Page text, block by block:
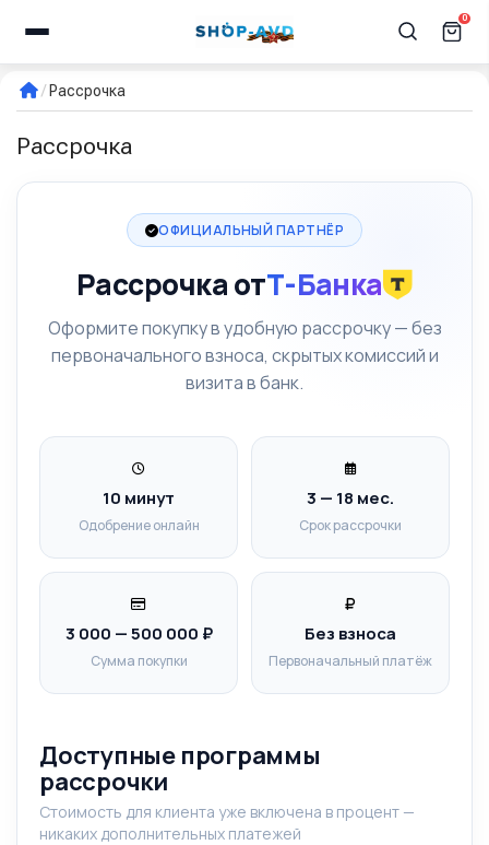
0
Рассрочка
Рассрочка
ОФИЦИАЛЬНЫЙ ПАРТНЁР
Рассрочка отТ-Банка
Оформите покупку в удобную рассрочку — без
первоначального взноса, скрытых комиссий и
визита в банк.
10 минут
Одобрение онлайн
3 — 18 мес.
Срок рассрочки
3 000 — 500 000 ₽
Сумма покупки
Без взноса
Первоначальный платёж
Доступные программы
рассрочки
Стоимость для клиента уже включена в процент —
никаких дополнительных платежей